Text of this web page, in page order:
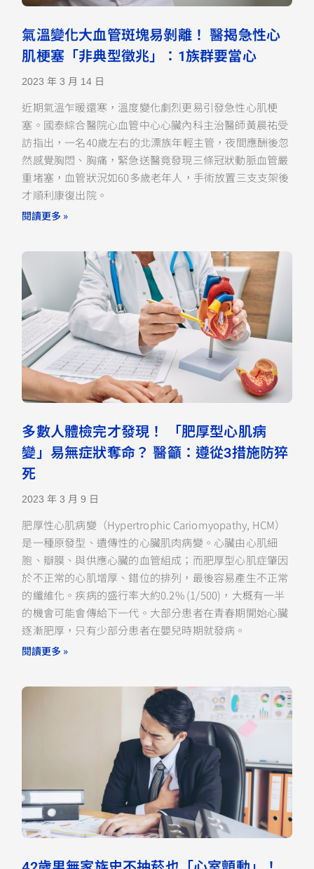
氣溫變化大血管斑塊易剝離！ 醫揭急性心
肌梗塞「非典型徵兆」：1族群要當心
2023 年 3 月 14 日
近期氣溫乍暖還寒，溫度變化劇烈更易引發急性心肌梗
塞。國泰綜合醫院心血管中心心臟內科主治醫師黃晨祐受
訪指出，一名40歲左右的北漂族年輕主管，夜間應酬後忽
然感覺胸悶、胸痛，緊急送醫竟發現三條冠狀動脈血管嚴
重堵塞，血管狀況如60多歲老年人，手術放置三支支架後
才順利康復出院。
閱讀更多 »
多數人體檢完才發現！ 「肥厚型心肌病
變」易無症狀奪命？ 醫籲：遵從3措施防猝
死
2023 年 3 月 9 日
肥厚性心肌病變（Hypertrophic Cariomyopathy, HCM）
是一種原發型、遺傳性的心臟肌肉病變。心臟由心肌細
胞、瓣膜、與供應心臟的血管組成；而肥厚型心肌症肇因
於不正常的心肌增厚、錯位的排列，最後容易產生不正常
的纖維化。疾病的盛行率大約0.2% (1/500)，大概有一半
的機會可能會傳給下一代。大部分患者在青春期開始心臟
逐漸肥厚，只有少部分患者在嬰兒時期就發病。
閱讀更多 »